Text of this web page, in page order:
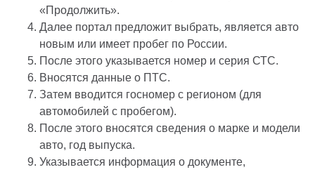
«Продолжить».
Далее портал предложит выбрать, является авто
новым или имеет пробег по России.
После этого указывается номер и серия СТС.
Вносятся данные о ПТС.
Затем вводится госномер с регионом (для
автомобилей с пробегом).
После этого вносятся сведения о марке и модели
авто, год выпуска.
Указывается информация о документе,